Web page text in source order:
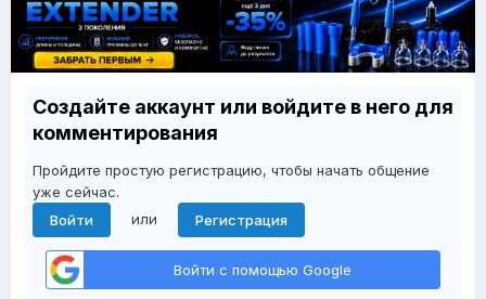
Создайте аккаунт или войдите в него для
комментирования
Пройдите простую регистрацию, чтобы начать общение
уже сейчас.
Войти
или Регистрация
Войти с помощью Google